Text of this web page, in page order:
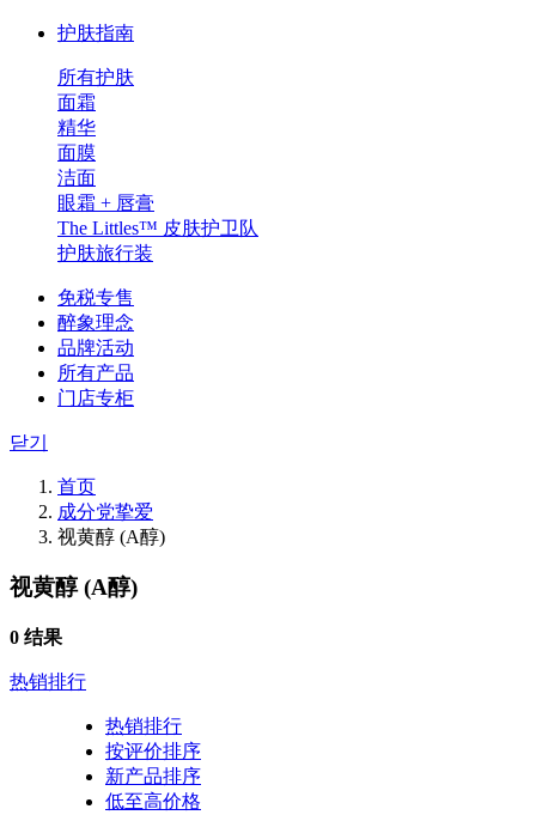
护肤指南
所有护肤
面霜
精华
面膜
洁面
眼霜 + 唇膏
The Littles™ 皮肤护卫队
护肤旅行装
免税专售
醉象理念
品牌活动
所有产品
门店专柜
닫기
首页
成分党挚爱
视黄醇 (A醇)
视黄醇 (A醇)
0 结果
热销排行
热销排行
按评价排序
新产品排序
低至高价格